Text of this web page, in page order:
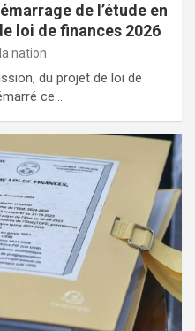
de l’étude en
loi de finances 2026
nation
du projet de loi de
ce…